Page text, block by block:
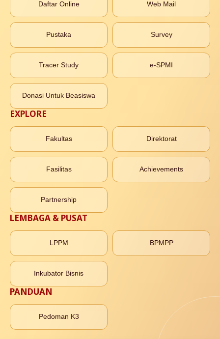
Daftar Online Web Mail
Pustaka Survey
Tracer Study e-SPMI
Donasi Untuk Beasiswa
EXPLORE
Fakultas Direktorat
Fasilitas Achievements
Partnership
LEMBAGA & PUSAT
LPPM BPMPP
Inkubator Bisnis
PANDUAN
Pedoman K3